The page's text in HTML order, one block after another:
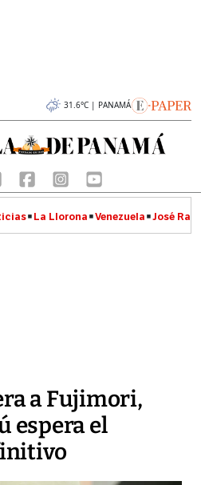
31.6°C | PANAMÁ
La Llorona Venezuela José
a Fujimori,
espera el